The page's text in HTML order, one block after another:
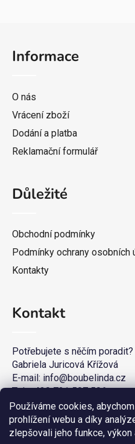
Používáme cookies,
prohlížení webu a díky
zlepšovali jeho funkce,
Informace
O nás
Vrácení zboží
Dodání a platba
Reklamační formulář
Důležité
Obchodní podmínky
Podmínky ochrany osobních
Kontakty
Kontakt
Potřebujete s něčím poradit?
Gabriela Juricová Křížová
E-mail: info@boubelinda.cz
Tel. +420 721 507 506